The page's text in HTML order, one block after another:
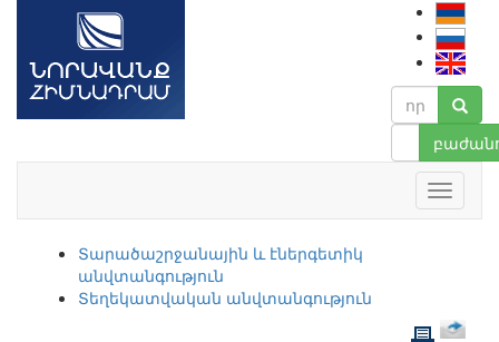
Տարածաշրջանային և էներգետիկ
անվտանգություն
Տեղեկատվական անվտանգություն